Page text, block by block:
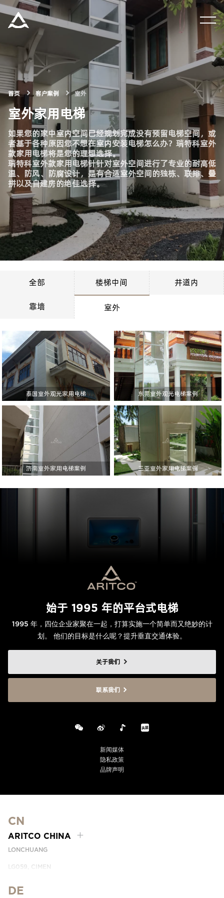
集团资讯
产品中心
解决方案
关于瑞特科
合作伙伴
CN
首页 客户案例 室外
室外家用电梯
如果您的家中室内空间已经规划完成没有预留电梯空间，或
者基于各种原因您不想在室内安装电梯怎么办？瑞特科室外
款家用电梯将是您的理想选择。
瑞特科室外款家用电梯针针对室外空间进行了专业的耐高低
温、防风、防腐设计，是有合适室外空间的独栋、联排、叠
拼以及自建房的绝佳选择。
全部 楼梯中间 井道内
靠墙 室外
泰国室外观光家用电梯 东莞室外观光电梯案例
济南室外家用电梯案例 三亚室外家用电梯案例
始于 1995 年的平台式电梯
1995 年，四位企业家聚在一起，打算实施一个简单而又绝妙的计
划。 他们的目标是什么呢？提升垂直交通体验。
关于我们
联系我们
新闻媒体
隐私政策
品牌声明
CN
ARITCO CHINA
LONCHUANG
LG059, CIMEN
DE